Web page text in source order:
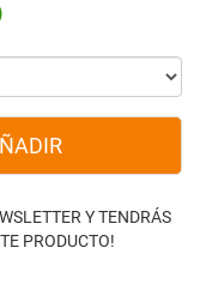
Y TENDRÁS
PRODUCTO!